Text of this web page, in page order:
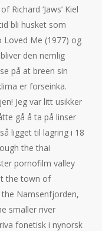
Richard ‘Jaws’ Kiel
bli husket som
Loved Me (1977) og
den nemlig
på at breen sin
er forseinka.
Jeg var litt usikker
gå å ta på linser
ligget til lagring i 18
the thai
pornofilm valley
the town of
Namsenfjorden,
smaller river
fonetisk i nynorsk